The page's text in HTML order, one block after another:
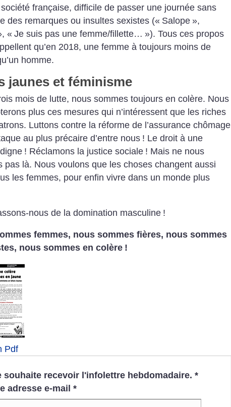
française, difficile de passer une journée sans
des remarques ou insultes sexistes (« Salope »,
« Je suis pas une femme/fillette… »). Tous ces propos
qu’en 2018, une femme à toujours moins de
homme.
jaunes et féminisme
mois de lutte, nous sommes toujours en colère. Nous
plus ces mesures qui n’intéressent que les riches
Luttons contre la réforme de l’assurance chômage
au plus précaire d’entre nous ! Le droit à une
! Réclamons la justice sociale ! Mais ne nous
pas là. Nous voulons que les choses changent aussi
les femmes, pour enfin vivre dans un monde plus
nous de la domination masculine !
femmes, nous sommes fières, nous sommes
nous sommes en colère !
Pdf
souhaite recevoir l'infolettre hebdomadaire. *
adresse e-mail *